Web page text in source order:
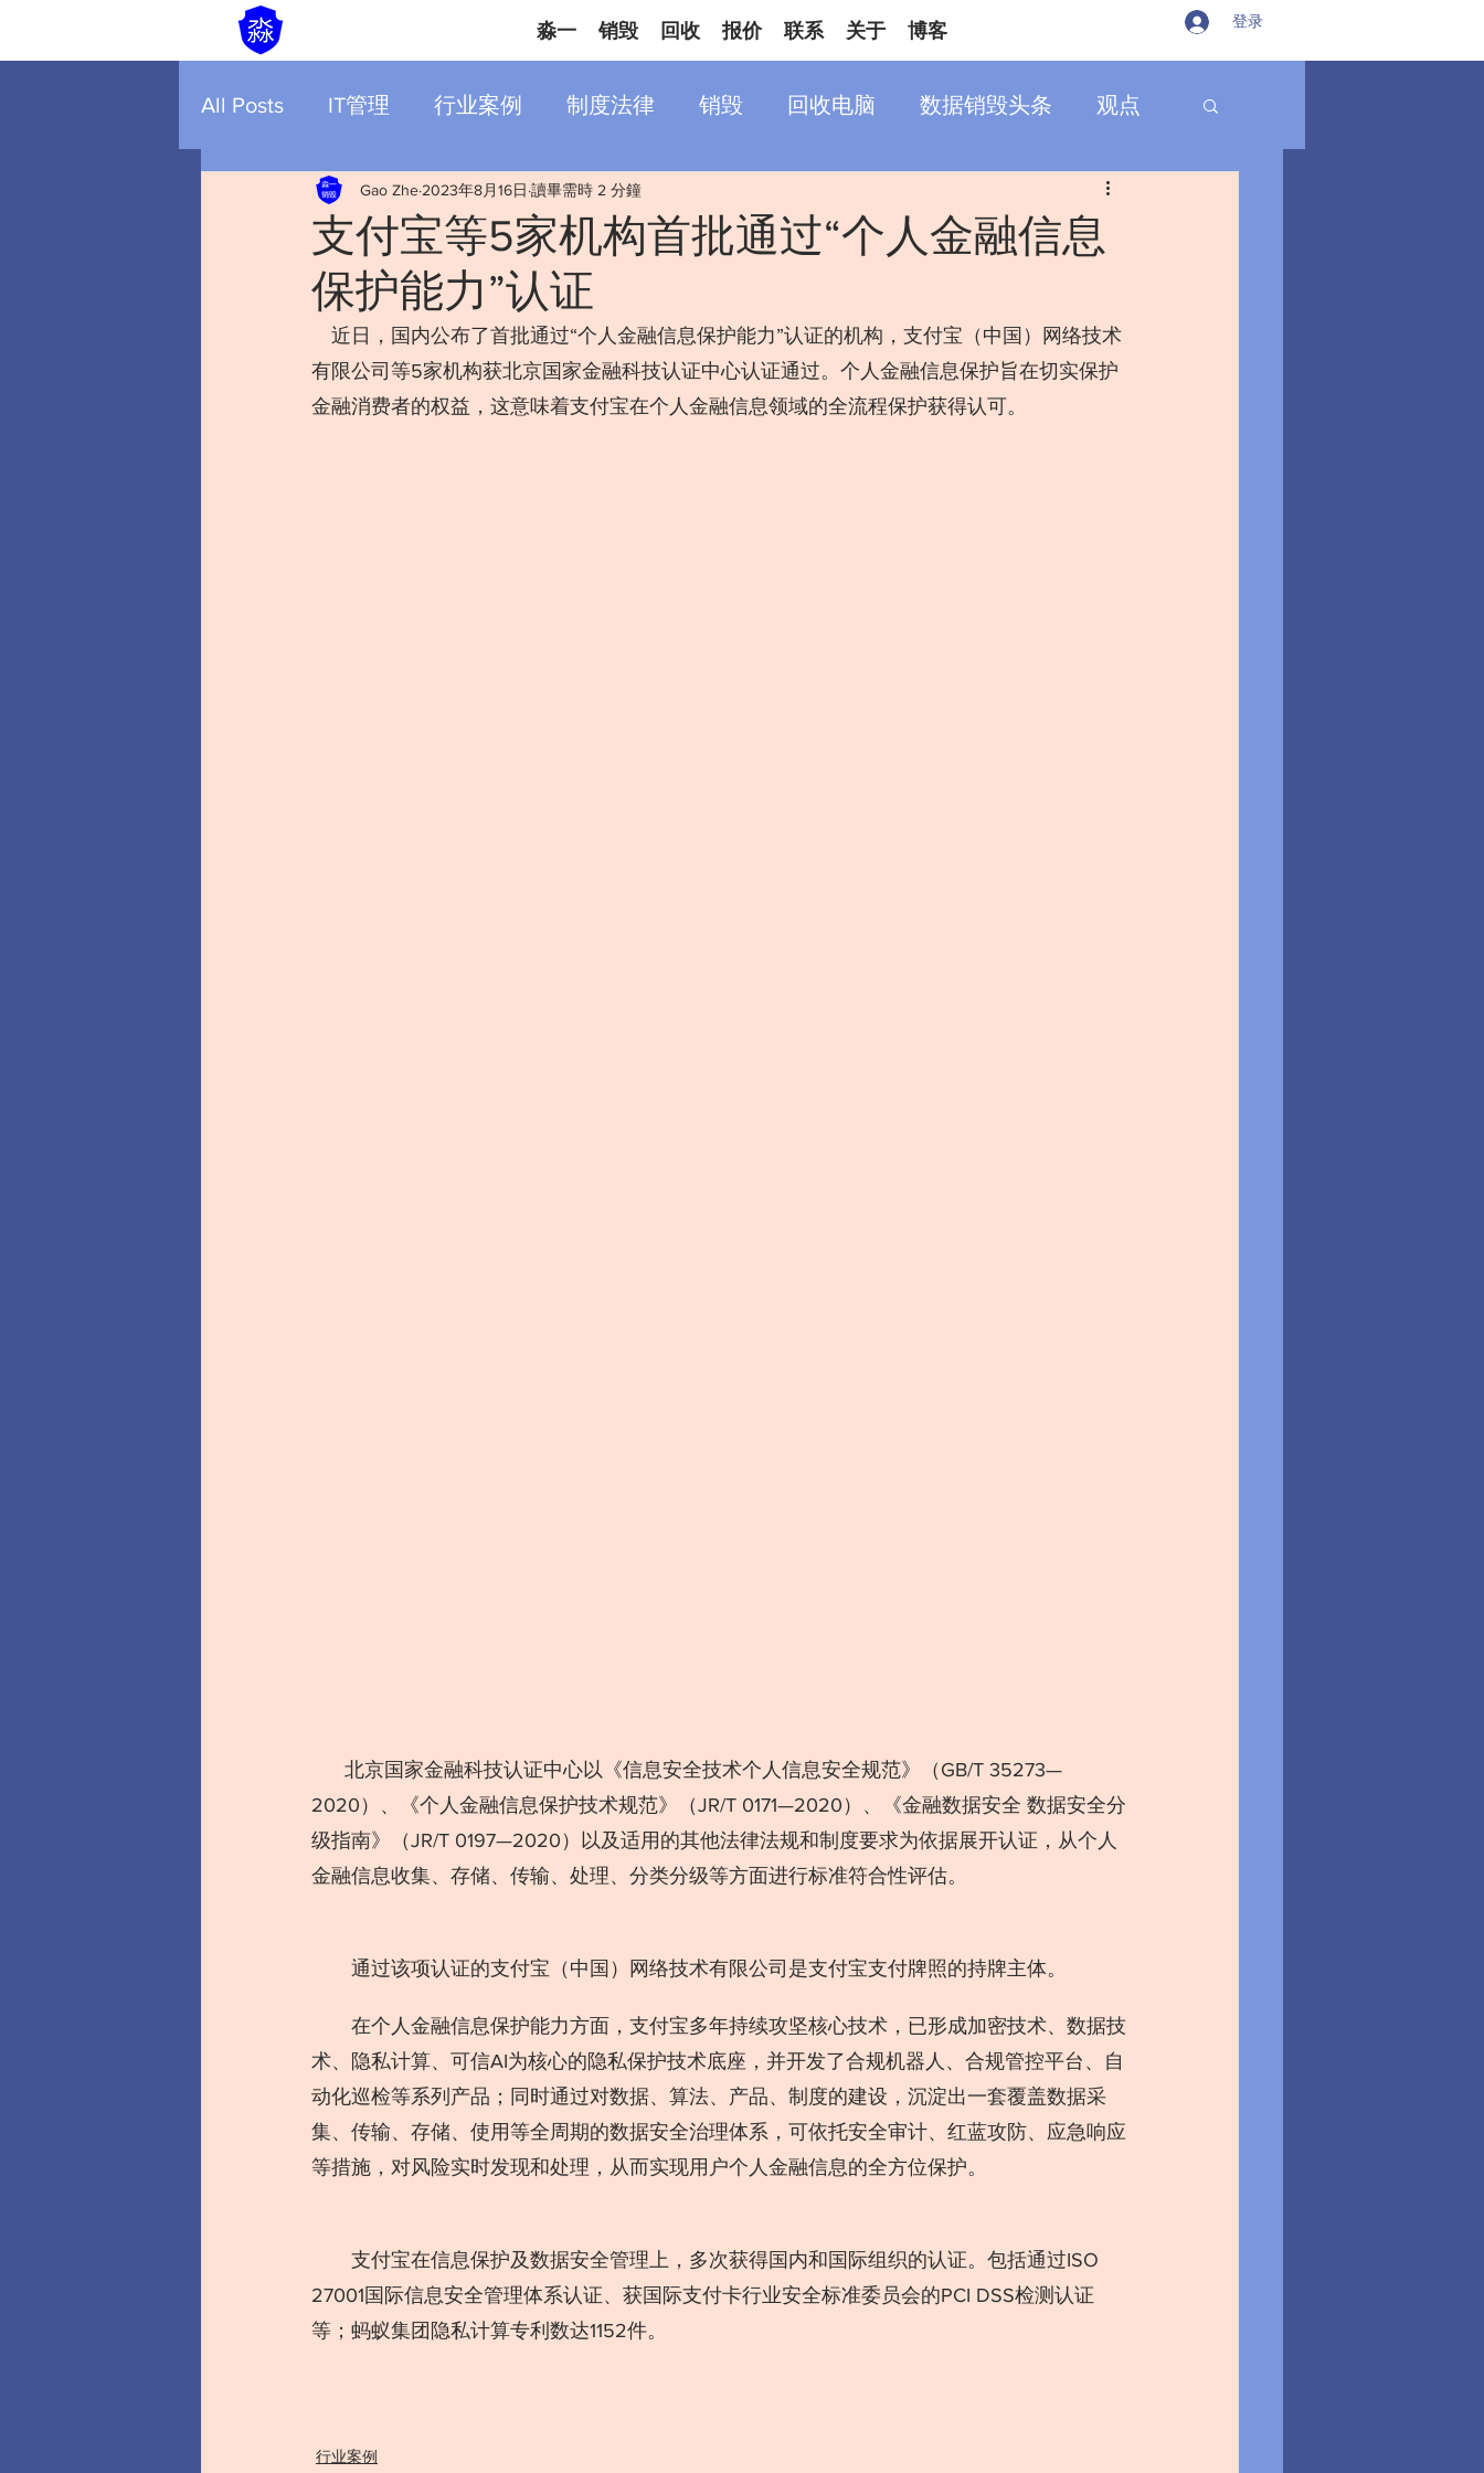
淼一 销毁 回收 报价 联系 关于 博客 登录
All Posts IT管理 行业案例 制度法律 销毁 回收电脑 数据销毁头条 观点
支付宝等5家机构首批通过“个人金融信息
保护能力”认证
Gao Zhe 2023年8月16日 讀畢需時 2 分鐘
近日，国内公布了首批通过“个人金融信息保护能力”认证的机构，支付宝（中国）网络技术
有限公司等5家机构获北京国家金融科技认证中心认证通过。个人金融信息保护旨在切实保护
金融消费者的权益，这意味着支付宝在个人金融信息领域的全流程保护获得认可。
2020）、《个人金融信息保护技术规范》（JR/T 0171—2020）、《金融数据安全 数据安全分
级指南》（JR/T 0197—2020）以及适用的其他法律法规和制度要求为依据展开认证，从个人
金融信息收集、存储、传输、处理、分类分级等方面进行标准符合性评估。
通过该项认证的支付宝（中国）网络技术有限公司是支付宝支付牌照的持牌主体。
在个人金融信息保护能力方面，支付宝多年持续攻坚核心技术，已形成加密技术、数据技
术、隐私计算、可信AI为核心的隐私保护技术底座，并开发了合规机器人、合规管控平台、自
动化巡检等系列产品；同时通过对数据、算法、产品、制度的建设，沉淀出一套覆盖数据采
集、传输、存储、使用等全周期的数据安全治理体系，可依托安全审计、红蓝攻防、应急响应
等措施，对风险实时发现和处理，从而实现用户个人金融信息的全方位保护。
支付宝在信息保护及数据安全管理上，多次获得国内和国际组织的认证。包括通过ISO
27001国际信息安全管理体系认证、获国际支付卡行业安全标准委员会的PCI DSS检测认证
等；蚂蚁集团隐私计算专利数达1152件。
行业案例